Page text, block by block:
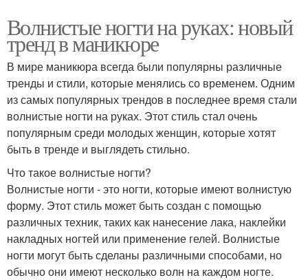
Волнистые ногти на руках: новый
тренд в маникюре
В мире маникюра всегда были популярны различные
тренды и стили, которые менялись со временем. Одним
из самых популярных трендов в последнее время стали
волнистые ногти на руках. Этот стиль стал очень
популярным среди молодых женщин, которые хотят
быть в тренде и выглядеть стильно.
Что такое волнистые ногти?
Волнистые ногти - это ногти, которые имеют волнистую
форму. Этот стиль может быть создан с помощью
различных техник, таких как нанесение лака, наклейки
накладных ногтей или применение гелей. Волнистые
ногти могут быть сделаны различными способами, но
обычно они имеют несколько волн на каждом ногте.